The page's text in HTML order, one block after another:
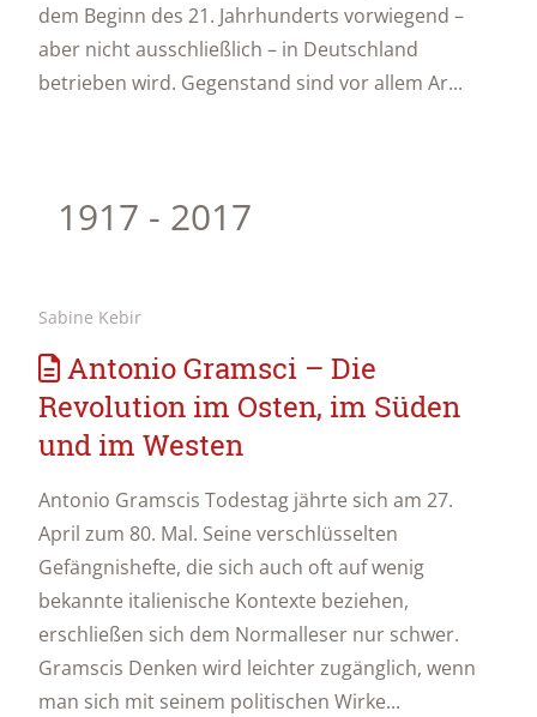
dem Beginn des 21. Jahrhunderts vorwiegend –
aber nicht ausschließlich – in Deutschland
betrieben wird. Gegenstand sind vor allem Ar...
1917 - 2017
Sabine Kebir
Antonio Gramsci – Die
Revolution im Osten, im Süden
und im Westen
Antonio Gramscis Todestag jährte sich am 27.
April zum 80. Mal. Seine verschlüsselten
Gefängnishefte, die sich auch oft auf wenig
bekannte italienische Kontexte beziehen,
erschließen sich dem Normalleser nur schwer.
Gramscis Denken wird leichter zugänglich, wenn
man sich mit seinem politischen Wirke...